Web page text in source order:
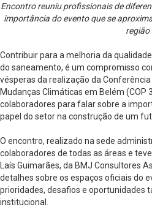
Encontro reuniu profissionais de
importância do evento que se
região
Contribuir para a melhoria da
do saneamento, é um compromisso
vésperas da realização da
Mudanças Climáticas em Belém (COP
colaboradores para falar sobre a
papel do setor na construção de um
O encontro, realizado na sede
colaboradores de todas as áreas e
Laís Guimarães, da BMJ Consultores
detalhes sobre os espaços oficiais do
prioridades, desafios e oportunidades
institucional.